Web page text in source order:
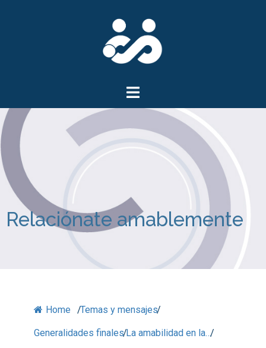
Relaciónate amablemente
Home /Temas y mensajes/
Generalidades finales/La amabilidad en la…/